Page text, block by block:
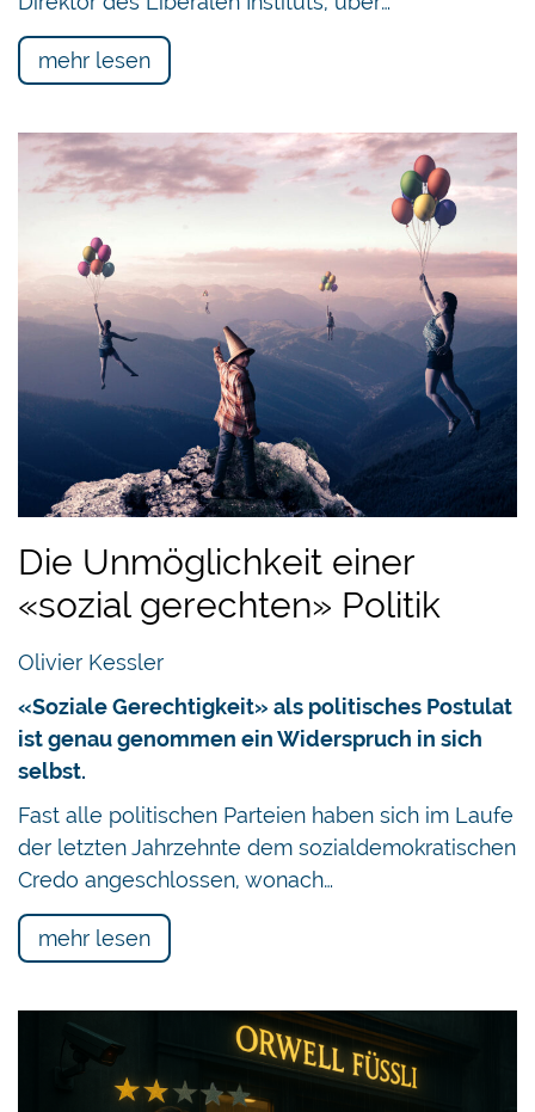
mehr lesen
Die Unmöglichkeit einer
«sozial gerechten» Politik
Olivier Kessler
«Soziale Gerechtigkeit» als politisches Postulat
ist genau genommen ein Widerspruch in sich
selbst.
Fast alle politischen Parteien haben sich im Laufe
der letzten Jahrzehnte dem sozialdemokratischen
Credo angeschlossen, wonach…
mehr lesen